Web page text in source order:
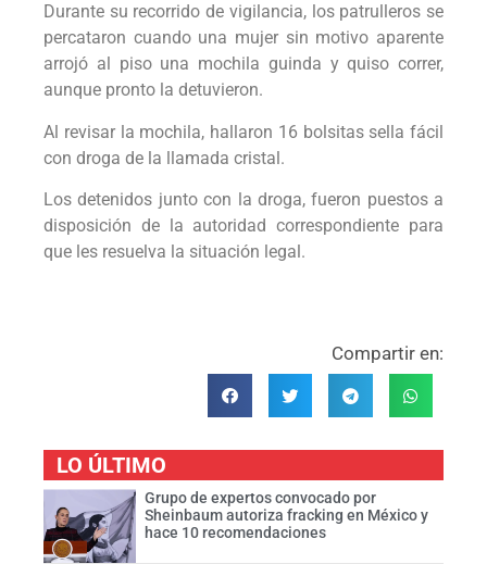
Durante su recorrido de vigilancia, los patrulleros se
percataron cuando una mujer sin motivo aparente
arrojó al piso una mochila guinda y quiso correr,
aunque pronto la detuvieron.
Al revisar la mochila, hallaron 16 bolsitas sella fácil
con droga de la llamada cristal.
Los detenidos junto con la droga, fueron puestos a
disposición de la autoridad correspondiente para
que les resuelva la situación legal.
Compartir en:
LO ÚLTIMO
Grupo de expertos convocado por
Sheinbaum autoriza fracking en México y
hace 10 recomendaciones